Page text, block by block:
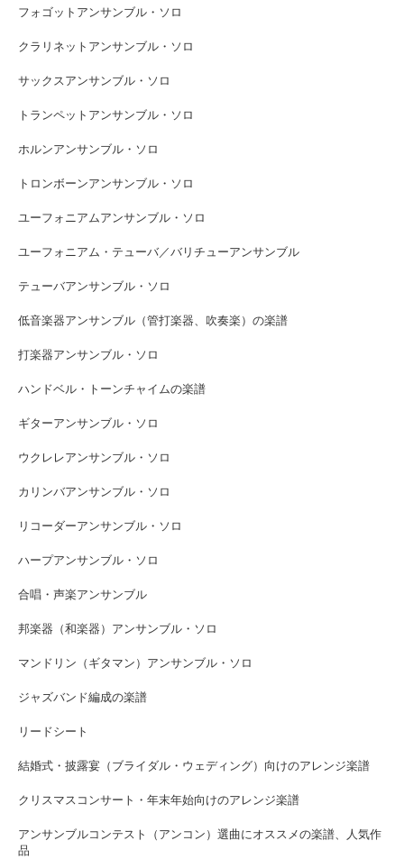
フォゴットアンサンブル・ソロ
クラリネットアンサンブル・ソロ
サックスアンサンブル・ソロ
トランペットアンサンブル・ソロ
ホルンアンサンブル・ソロ
トロンボーンアンサンブル・ソロ
ユーフォニアムアンサンブル・ソロ
ユーフォニアム・テューバ／バリチューアンサンブル
テューバアンサンブル・ソロ
低音楽器アンサンブル（管打楽器、吹奏楽）の楽譜
打楽器アンサンブル・ソロ
ハンドベル・トーンチャイムの楽譜
ギターアンサンブル・ソロ
ウクレレアンサンブル・ソロ
カリンバアンサンブル・ソロ
リコーダーアンサンブル・ソロ
ハープアンサンブル・ソロ
合唱・声楽アンサンブル
邦楽器（和楽器）アンサンブル・ソロ
マンドリン（ギタマン）アンサンブル・ソロ
ジャズバンド編成の楽譜
リードシート
結婚式・披露宴（ブライダル・ウェディング）向けのアレンジ楽譜
クリスマスコンサート・年末年始向けのアレンジ楽譜
アンサンブルコンテスト（アンコン）選曲にオススメの楽譜、人気作
品